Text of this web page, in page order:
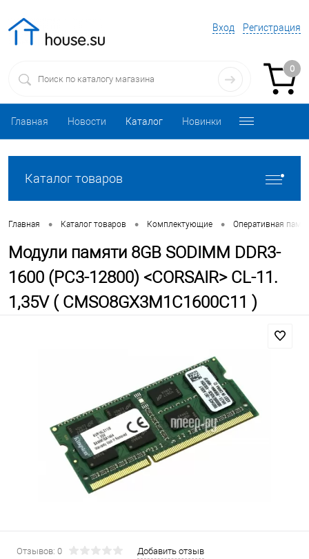
Вход Регистрация
0
Главная Новости Каталог Новинки
Каталог товаров
Главная • Каталог товаров • Комплектующие • Оперативная
Модули памяти 8GB SODIMM DDR3-
1600 (PC3-12800) <CORSAIR> CL-11.
1,35V ( CMSO8GX3M1C1600C11 )
Отзывов: 0
Добавить отзыв